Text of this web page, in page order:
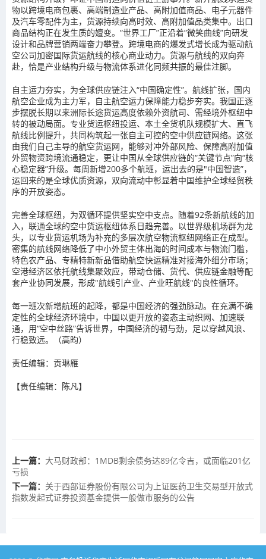
物以跨境电商包裹、高端制造业产品、高附加值商品、电子元器件
及汽车零配件为主，货源持续向高时效、高附加值品类集中。出口
商品结构正在发生质的嬗变。“世界工厂”正沿着“微笑曲线”向研发
设计和品牌营销两端奋力攀登。跨境电商的爆发式增长成为驱动航
空公司加密国际货运航线的核心商业动力。货源与航线的双向奔
赴，恰是产业结构升级与物流体系进化同频共振的最佳注脚。
自主运力夯实，为全球供应链注入“中国确定性”。航线扩张，国内
航空企业成为主力军，自主航空运力保障能力稳步夯实。我国正逐
步摆脱长期以来洲际长途货运高度依赖外资航司、需经境外枢纽中
转的被动局面。专业货运枢纽投运、本土全货机队规模扩大、直飞
航线比例提升，共同构筑起一张自主可控的空中供应链网络。这张
由我们自己主导的航空货运网，能够对冲外部风险、保障高附加值
外贸物资跨境流通稳定，更让中国从全球供应链的“关键节点”向“核
心稳定器”升级。每周新增200多个航班，运出去的是"中国智造”，
运回来的是全球优质资源，双向流动中彰显着中国维护全球经贸秩
序的开放姿态。
完善全球枢纽，为双循环提供坚实空中支点。随着92条新航线的加
入，联通全球的空中货运枢纽体系日趋完善。以世界级机场群为龙
头，以专业货运机场为补充的多层次航空物流枢纽网络正在成型。
密集的航线网络降低了中小外贸主体出海的时间成本与物流门槛，
特色农产品、专精特新新品借助航空快运精准对接海外细分市场；
空港经济区依托航线集聚效应，带动仓储、货代、供应链金融等配
套产业协同发展，形成"航线引产业、产业旺航线"的良性循环。
每一班次新增航班的起降，都是中国经济的强劲脉动。在充满不确
定性的全球经济环境中，中国以更开放的姿态主动织网、加速联
通，用“空中丝路”告诉世界，中国经济的韧与劲，足以穿越风浪、
行稳致远。（高昀）
责任编辑：贡琳雁
【责任编辑：陈凡】
上一篇： 大马财政部：1MDB剩余债务达89亿令吉，或面临201亿
亏损
下一篇： 关于西部证券股份有限公司为上证医药卫生交易型开放式
指数发起式证券投资基金提供一般做市服务的公告